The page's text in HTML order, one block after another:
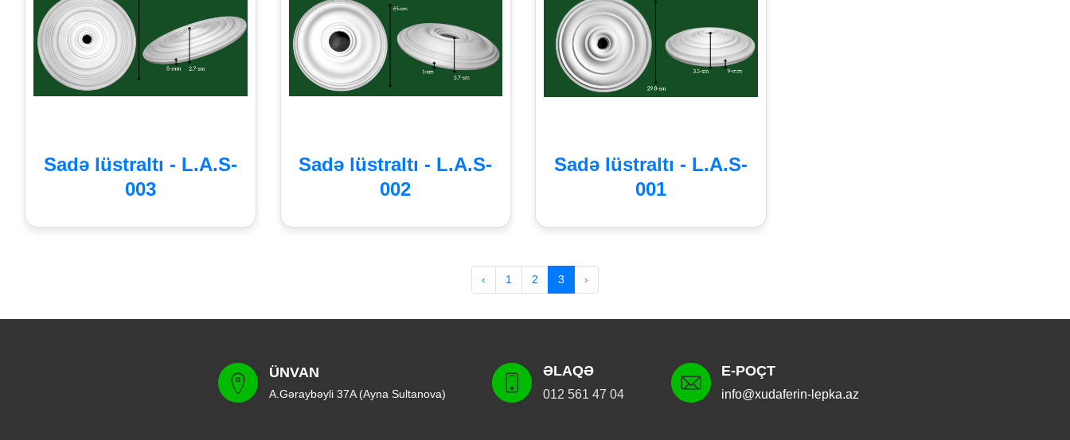
Sadə lüstraltı - L.A.S-
003
Sadə lüstraltı - L.A.S-
002
Sadə lüstraltı - L.A.S-
001
‹ 1 2 3 ›
ÜNVAN
A.Gəraybəyli 37A (Ayna Sultanova)
ƏLAQƏ
012 561 47 04
E-POÇT
info@xudaferin-lepka.az